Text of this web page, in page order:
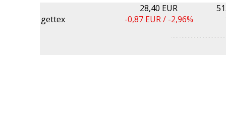
gettex
28,40 EUR
-0,87EUR / -2,96%